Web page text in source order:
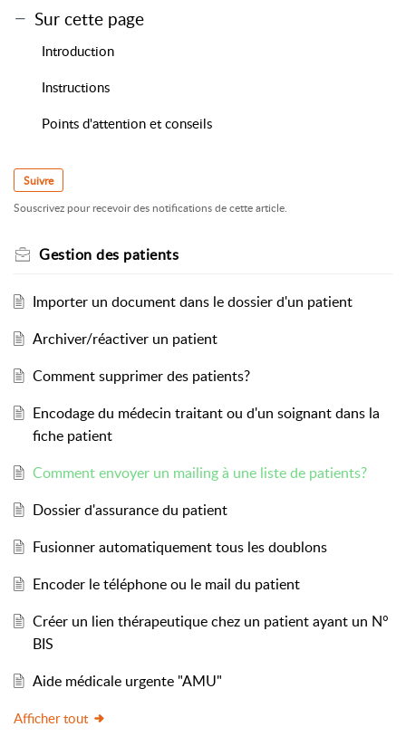
Sur cette page
Introduction
Instructions
Points d'attention et conseils
Suivre
Souscrivez pour recevoir des notifications de cette article.
Gestion des patients
Importer un document dans le dossier d'un patient
Archiver/réactiver un patient
Comment supprimer des patients?
Encodage du médecin traitant ou d'un soignant dans la
fiche patient
Comment envoyer un mailing à une liste de patients?
Dossier d'assurance du patient
Fusionner automatiquement tous les doublons
Encoder le téléphone ou le mail du patient
Créer un lien thérapeutique chez un patient ayant un N°
BIS
Aide médicale urgente "AMU"
Afficher tout